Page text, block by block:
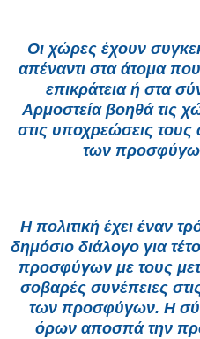
Οι χώρες έχουν
απέναντι στα άτομα
επικράτεια ή στα
Αρμοστεία βοηθά τις
στις υποχρεώσεις
των
Η πολιτική έχει έναν
δημόσιο διάλογο για
προσφύγων με τους
σοβαρές συνέπειες
των προσφύγων. Η
όρων αποσπά την